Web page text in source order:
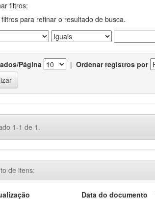
filtros:
filtros para refinar o resultado de busca.
Página | Ordenar registros por
1-1 de 1.
de itens:
Data do documento